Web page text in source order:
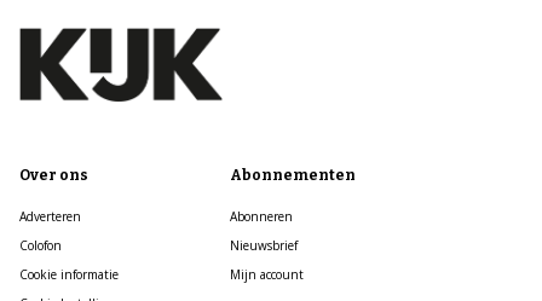
Over ons
Adverteren
Colofon
Cookie informatie
Abonnementen
Abonneren
Nieuwsbrief
Mijn account